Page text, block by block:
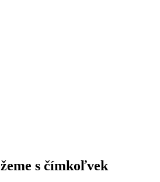
s čímkoľvek